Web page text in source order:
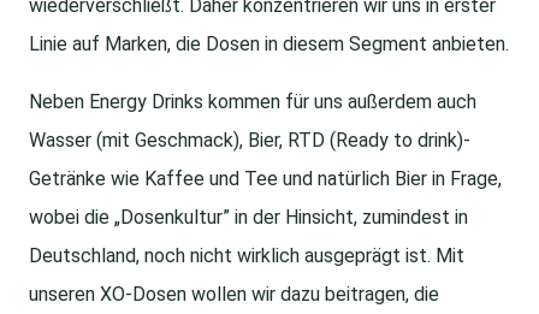
wiederverschließt. Daher konzentrieren wir uns in erster
Linie auf Marken, die Dosen in diesem Segment anbieten.
Neben Energy Drinks kommen für uns außerdem auch
Wasser (mit Geschmack), Bier, RTD (Ready to drink)-
Getränke wie Kaffee und Tee und natürlich Bier in Frage,
wobei die „Dosenkultur” in der Hinsicht, zumindest in
Deutschland, noch nicht wirklich ausgeprägt ist. Mit
unseren XO-Dosen wollen wir dazu beitragen, die